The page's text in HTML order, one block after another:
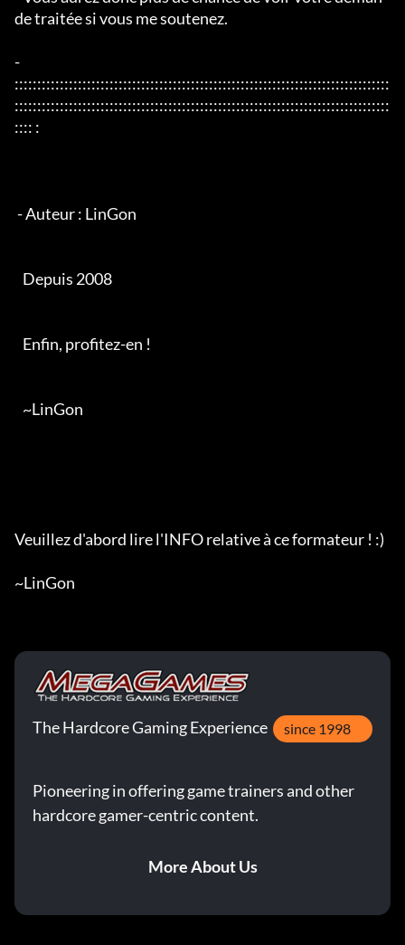
de traitée si vous me soutenez.
-
:::::::::::::::::::::::::::::::::::::::::::::::::::::::::::::::::::::::::::::::::::
:::::::::::::::::::::::::::::::::::::::::::::::::::::::::::::::::::::::::::::::::::
:::: :
Veuillez d'abord lire l'INFO relative à ce formateur ! :)
~LinGon
The Hardcore Gaming Experience since 1998
Pioneering in offering game trainers and other
hardcore gamer-centric content.
More About Us